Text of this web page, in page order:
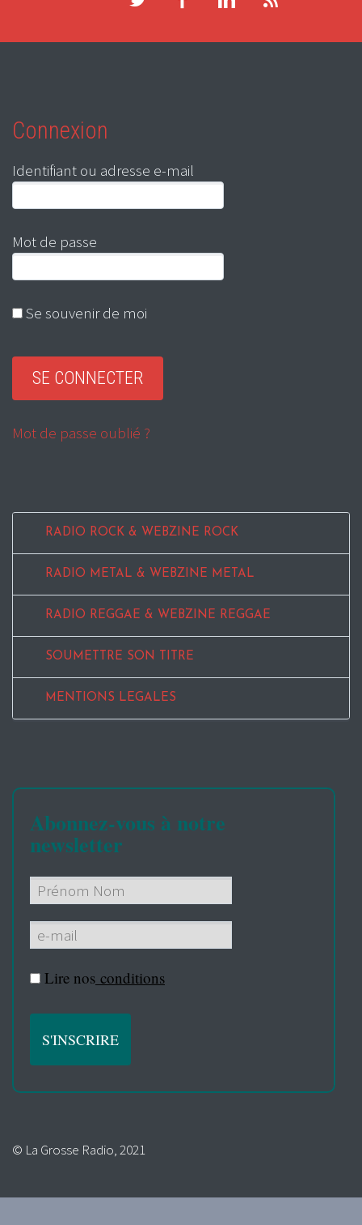
Connexion
Identifiant ou adresse e-mail
Mot de passe
Se souvenir de moi
Mot de passe oublié ?
RADIO ROCK & WEBZINE ROCK
RADIO METAL & WEBZINE METAL
RADIO REGGAE & WEBZINE REGGAE
SOUMETTRE SON TITRE
MENTIONS LEGALES
Abonnez-vous à notre
newsletter
Lire nos conditions
© La Grosse Radio, 2021